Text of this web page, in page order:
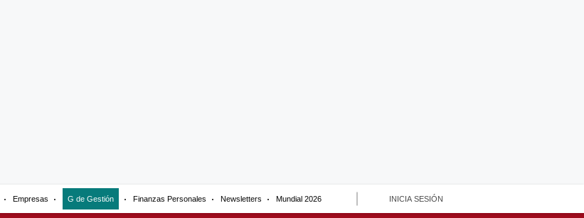
Empresas G de Gestión Finanzas Personales Newsletters Mundial 2026 INICIA SESIÓN